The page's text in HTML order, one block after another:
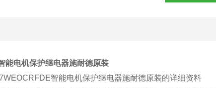
能电机保护继电器施耐德原装
智能电机保护继电器施耐德原装的详细资料